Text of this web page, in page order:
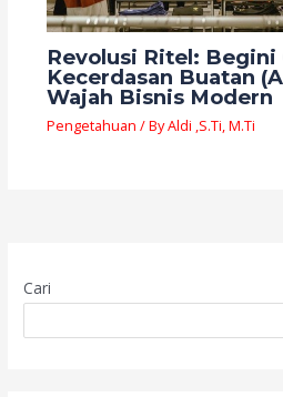
Revolusi Ritel: Begini
Kecerdasan Buatan
Wajah Bisnis Modern
Pengetahuan / ByAldi ,S.Ti, M.Ti
Cari